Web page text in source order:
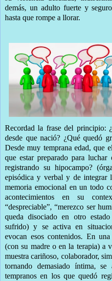
demás, un adulto fuerte y
hasta que rompe a llorar.
Recordad la frase del principio:
desde que nació? ¿Qué quedó
Desde muy temprana edad, que
que estar preparado para
registrando su hipocampo?
episódica y verbal y de integrar
memoria emocional en un todo
acontecimientos en su
“despreciable”, “merezco ser
queda disociado en otro
sufrido) y se activa en
evocan esos contenidos. En
(con su madre o en la terapia) a
muestra cariñoso, colaborador,
tornando demasiado íntima,
tempranos en los que quedó